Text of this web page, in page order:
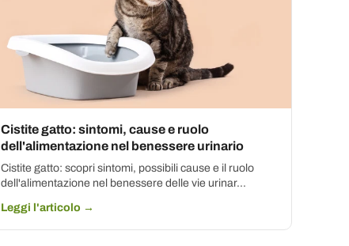
Cistite gatto: sintomi, cause e ruolo
dell'alimentazione nel benessere urinario
Cistite gatto: scopri sintomi, possibili cause e il ruolo
dell'alimentazione nel benessere delle vie urinar...
Leggi l'articolo →